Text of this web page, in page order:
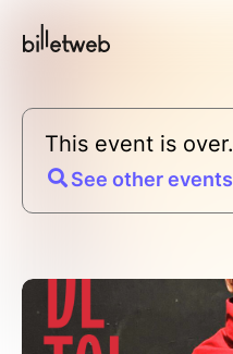
This event is over.
See other